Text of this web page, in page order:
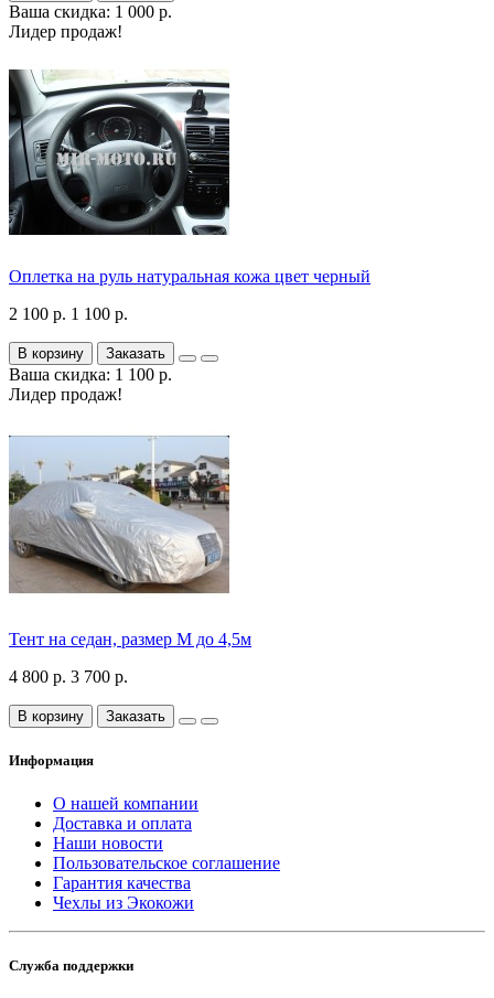
Ваша скидка: 1 000 р.
Лидер продаж!
Оплетка на руль натуральная кожа цвет черный
2 100 р. 1 100 р.
В корзину Заказать
Ваша скидка: 1 100 р.
Лидер продаж!
Тент на седан, размер М до 4,5м
4 800 р. 3 700 р.
В корзину Заказать
Информация
О нашей компании
Доставка и оплата
Наши новости
Пользовательское соглашение
Гарантия качества
Чехлы из Экокожи
Служба поддержки